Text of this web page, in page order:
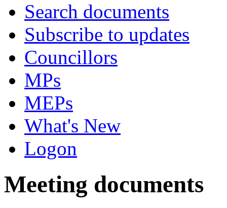
Search documents
Subscribe to updates
Councillors
MPs
MEPs
What's New
Logon
Meeting documents